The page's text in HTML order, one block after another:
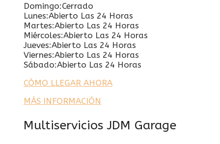
Domingo:Cerrado
Lunes:Abierto Las 24 Horas
Martes:Abierto Las 24 Horas
Miércoles:Abierto Las 24 Horas
Jueves:Abierto Las 24 Horas
Viernes:Abierto Las 24 Horas
Sábado:Abierto Las 24 Horas
CÓMO LLEGAR AHORA
MÁS INFORMACIÓN
Multiservicios JDM Garage